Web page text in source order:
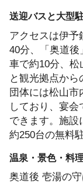
送迎バスと大型
アクセスは伊予
40分、「奥道後
車で約10分、松
と観光拠点か
団体には松山
しており、宴会
できます。施設
約250台の無料
温泉・景色・料
奥道後 壱湯の